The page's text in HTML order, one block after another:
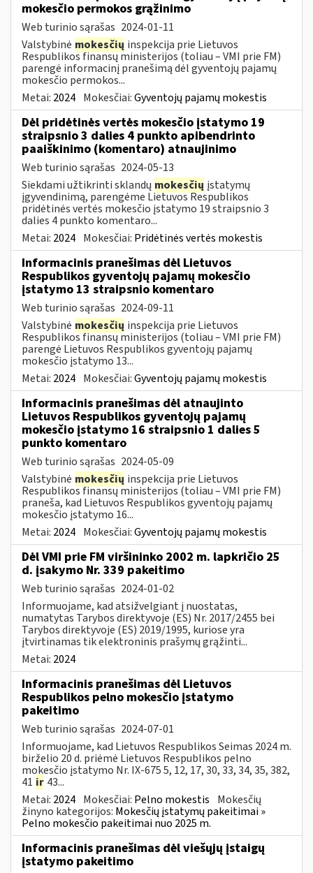
mokesčio permokos grąžinimo
Web turinio sąrašas 2024-01-11
Valstybinė mokesčių inspekcija prie Lietuvos
Respublikos finansų ministerijos (toliau – VMI prie FM)
parengė informacinį pranešimą dėl gyventojų pajamų
mokesčio permokos...
Metai: 2024 Mokesčiai:Gyventojų pajamų mokestis
Dėl pridėtinės vertės mokesčio įstatymo 19
straipsnio 3 dalies 4 punkto apibendrinto
paaiškinimo (komentaro) atnaujinimo
Web turinio sąrašas 2024-05-13
Siekdami užtikrinti sklandų mokesčių įstatymų
įgyvendinimą, parengėme Lietuvos Respublikos
pridėtinės vertės mokesčio įstatymo 19 straipsnio 3
dalies 4 punkto komentaro...
Metai: 2024 Mokesčiai: Pridėtinės vertės mokestis
Informacinis pranešimas dėl Lietuvos
Respublikos gyventojų pajamų mokesčio
įstatymo 13 straipsnio komentaro
Web turinio sąrašas 2024-09-11
Valstybinė mokesčių inspekcija prie Lietuvos
Respublikos finansų ministerijos (toliau – VMI prie FM)
parengė Lietuvos Respublikos gyventojų pajamų
mokesčio įstatymo 13...
Metai: 2024 Mokesčiai:Gyventojų pajamų mokestis
Informacinis pranešimas dėl atnaujinto
Lietuvos Respublikos gyventojų pajamų
mokesčio įstatymo 16 straipsnio 1 dalies 5
punkto komentaro
Web turinio sąrašas 2024-05-09
Valstybinė mokesčių inspekcija prie Lietuvos
Respublikos finansų ministerijos (toliau – VMI prie FM)
praneša, kad Lietuvos Respublikos gyventojų pajamų
mokesčio įstatymo 16...
Metai: 2024 Mokesčiai:Gyventojų pajamų mokestis
Dėl VMI prie FM viršininko 2002 m. lapkričio 25
d. įsakymo Nr. 339 pakeitimo
Web turinio sąrašas 2024-01-02
Informuojame, kad atsižvelgiant į nuostatas,
numatytas Tarybos direktyvoje (ES) Nr. 2017/2455 bei
Tarybos direktyvoje (ES) 2019/1995, kuriose yra
įtvirtinamas tik elektroninis prašymų grąžinti...
Metai: 2024
Informacinis pranešimas dėl Lietuvos
Respublikos pelno mokesčio įstatymo
pakeitimo
Web turinio sąrašas 2024-07-01
Informuojame, kad Lietuvos Respublikos Seimas 2024 m.
birželio 20 d. priėmė Lietuvos Respublikos pelno
mokesčio įstatymo Nr. IX-675 5, 12, 17, 30, 33, 34, 35, 382,
41 ir 43...
Metai: 2024 Mokesčiai: Pelno mokestis Mokesčių
žinyno kategorijos: Mokesčių įstatymų pakeitimai »
Pelno mokesčio pakeitimai nuo 2025 m.
Informacinis pranešimas dėl viešųjų įstaigų
įstatymo pakeitimo